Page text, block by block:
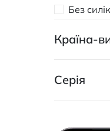
Без
Без
Країна-
Серія